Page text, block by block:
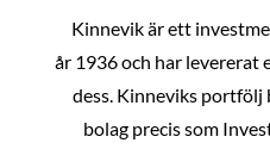
Kinnevik är ett
år 1936 och har levererat
dess. Kinneviks portfölj
bolag precis som